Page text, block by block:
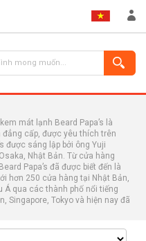
ĐĂNG KÝ
mát lạnh Beard Papa’s là
cấp, được yêu thích trên
được sáng lập bởi ông Yuji
Nhật Bản. Từ cửa hàng
Papa’s đã được biết đến là
hơn 250 cửa hàng tại Nhật Bản,
Á qua các thành phố nổi tiếng
Singapore, Tokyo và hiện nay đã